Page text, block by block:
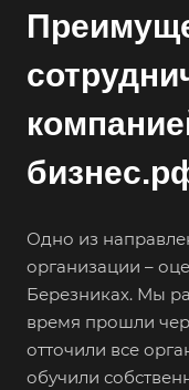
Одно из
организации –
Березниках. Мы
время прошли
отточили все
обучили
Белореченск
Белоярский
Бердск
Березники
Биробиджан
Бирюч
Благовещенск
Благодарный
Богородицк